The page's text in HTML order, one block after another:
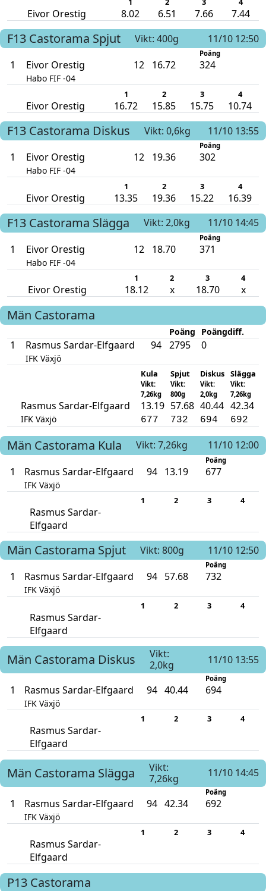
Eivor Orestig 8.02 6.51 7.66 7.44
F13 Castorama Spjut Vikt: 400g 11/10 12:50
Poäng
1 Eivor Orestig
Habo FIF -04
12 16.72 324
1 2 3 4
Eivor Orestig 16.72 15.85 15.75 10.74
F13 Castorama Diskus Vikt: 0,6kg 11/10 13:55
Poäng
1 Eivor Orestig
Habo FIF -04
12 19.36 302
1 2 3 4
Eivor Orestig 13.35 19.36 15.22 16.39
F13 Castorama Slägga Vikt: 2,0kg 11/10 14:45
Poäng
1 Eivor Orestig
Habo FIF -04
12 18.70 371
1 2 3 4
Eivor Orestig 18.12 x 18.70 x
Män Castorama
Poäng Poängdiff.
1 Rasmus Sardar-Elfgaard
IFK Växjö
94 2795 0
Kula
Vikt:
7,26kg
Spjut
Vikt:
800g
Diskus
Vikt:
2,0kg
Slägga
Vikt:
7,26kg
Rasmus Sardar-Elfgaard
IFK Växjö
13.19
677
57.68
732
40.44
694
42.34
692
Män Castorama Kula Vikt: 7,26kg 11/10 12:00
Poäng
1 Rasmus Sardar-Elfgaard
IFK Växjö
94 13.19 677
1 2 3 4
Rasmus Sardar-
Elfgaard
Män Castorama Spjut Vikt: 800g 11/10 12:50
Poäng
1 Rasmus Sardar-Elfgaard
IFK Växjö
94 57.68 732
1 2 3 4
Rasmus Sardar-
Elfgaard
Män Castorama Diskus
Vikt:
2,0kg
11/10 13:55
Poäng
1 Rasmus Sardar-Elfgaard
IFK Växjö
94 40.44 694
1 2 3 4
Rasmus Sardar-
Elfgaard
Män Castorama Slägga
Vikt:
7,26kg
11/10 14:45
Poäng
1 Rasmus Sardar-Elfgaard
IFK Växjö
94 42.34 692
1 2 3 4
Rasmus Sardar-
Elfgaard
P13 Castorama